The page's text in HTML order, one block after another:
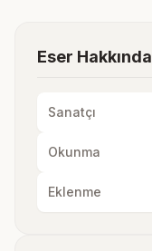
Eser Hakkında
Sanatçı
Okunma
Eklenme